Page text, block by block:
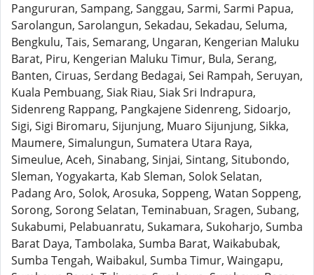
Pangururan, Sampang, Sanggau, Sarmi, Sarmi Papua,
Sarolangun, Sarolangun, Sekadau, Sekadau, Seluma,
Bengkulu, Tais, Semarang, Ungaran, Kengerian Maluku
Barat, Piru, Kengerian Maluku Timur, Bula, Serang,
Banten, Ciruas, Serdang Bedagai, Sei Rampah, Seruyan,
Kuala Pembuang, Siak Riau, Siak Sri Indrapura,
Sidenreng Rappang, Pangkajene Sidenreng, Sidoarjo,
Sigi, Sigi Biromaru, Sijunjung, Muaro Sijunjung, Sikka,
Maumere, Simalungun, Sumatera Utara Raya,
Simeulue, Aceh, Sinabang, Sinjai, Sintang, Situbondo,
Sleman, Yogyakarta, Kab Sleman, Solok Selatan,
Padang Aro, Solok, Arosuka, Soppeng, Watan Soppeng,
Sorong, Sorong Selatan, Teminabuan, Sragen, Subang,
Sukabumi, Pelabuanratu, Sukamara, Sukoharjo, Sumba
Barat Daya, Tambolaka, Sumba Barat, Waikabubak,
Sumba Tengah, Waibakul, Sumba Timur, Waingapu,